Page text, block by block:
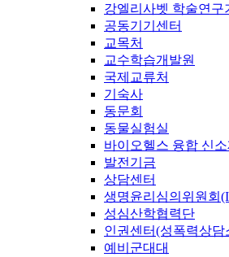
강엘리사벳 학술연구
공동기기센터
교목처
교수학습개발원
국제교류처
기숙사
동문회
동물실험실
바이오헬스 융합 신
발전기금
상담센터
생명윤리심의위원회
성심산학협력단
인권센터(성폭력상담
예비군대대